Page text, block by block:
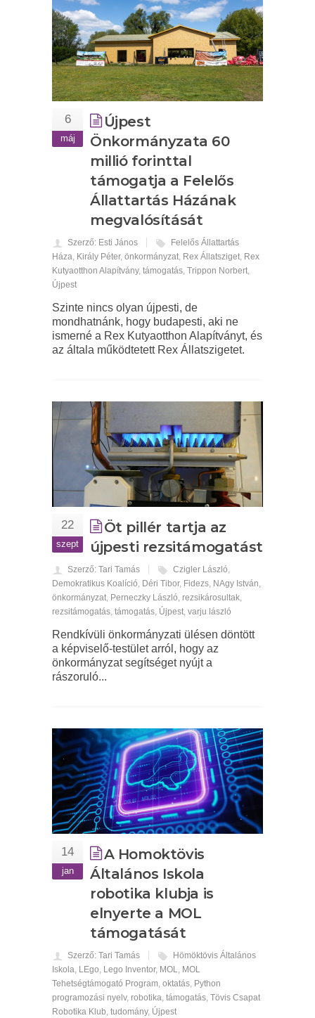
6
máj
Újpest
Önkormányzata 60
millió forinttal
támogatja a Felelős
Állattartás Házának
megvalósítását
Szerző: Esti János
Felelős Állattartás
Háza, Király Péter, önkormányzat, Rex Állatsziget, Rex
Kutyaotthon Alapítvány, támogatás, Trippon Norbert,
Újpest
Szinte nincs olyan újpesti, de
mondhatnánk, hogy budapesti, aki ne
ismerné a Rex Kutyaotthon Alapítványt, és
az általa működtetett Rex Állatszigetet.
22
szept
Öt pillér tartja az
újpesti rezsitámogatást
Szerző: Tari Tamás Czigler László,
Demokratikus Koalíció, Déri Tibor, Fidezs, NAgy István,
önkormányzat, Perneczky László, rezsikárosultak,
rezsitámogatás, támogatás, Újpest, varju lászló
Rendkívüli önkormányzati ülésen döntött
a képviselő-testület arról, hogy az
önkormányzat segítséget nyújt a
rászoruló...
14
jan
A Homoktövis
Általános Iskola
robotika klubja is
elnyerte a MOL
támogatását
Szerző: Tari Tamás
Hömöktövis Általános
Iskola, LEgo, Lego Inventor, MOL, MOL
Tehetségtámogató Program, oktatás, Python
programozási nyelv, robotika, támogatás, Tövis Csapat
Robotika Klub, tudomány, Újpest